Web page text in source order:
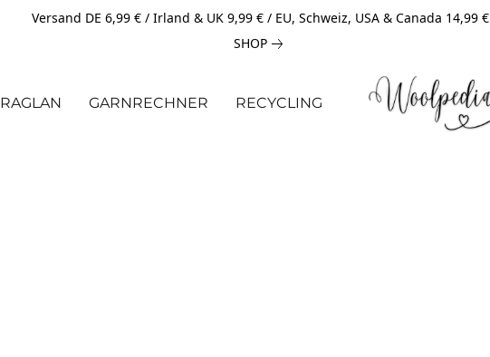
Versand DE 6,99 € / Irland & UK 9,99 € / EU, Schweiz, USA & Canada 14,99 €
SHOP
RAGLAN GARNRECHNER RECYCLING